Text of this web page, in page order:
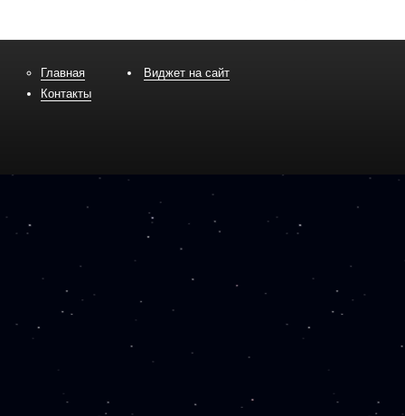
Главная
Контакты
Виджет на сайт